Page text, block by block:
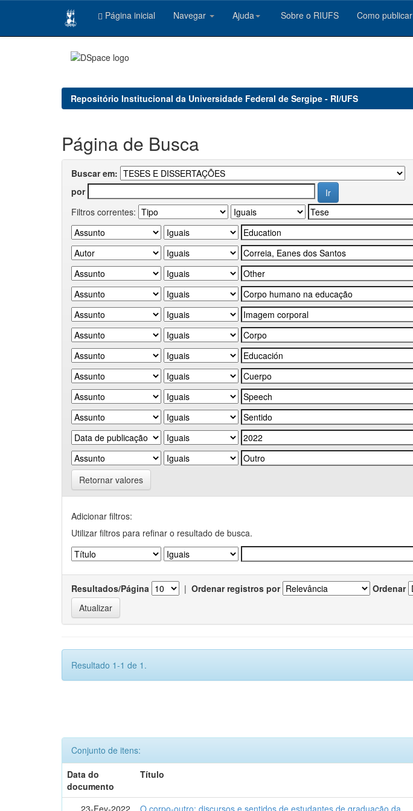
Página inicial Navegar Ajuda Sobre o RIUFS Como publicar
Repositório Institucional da Universidade Federal de Sergipe - RI/UFS
Página de Busca
Buscar em:
por
Filtros correntes:
Retornar valores
Adicionar filtros:
Utilizar filtros para refinar o resultado de busca.
Resultados/Página | Ordenar registros por Ordenar
Resultado 1-1 de 1.
Conjunto de itens:
Data do
documento
Título
23-Fev-2022 O corpo-outro: discursos e sentidos de estudantes de graduação da